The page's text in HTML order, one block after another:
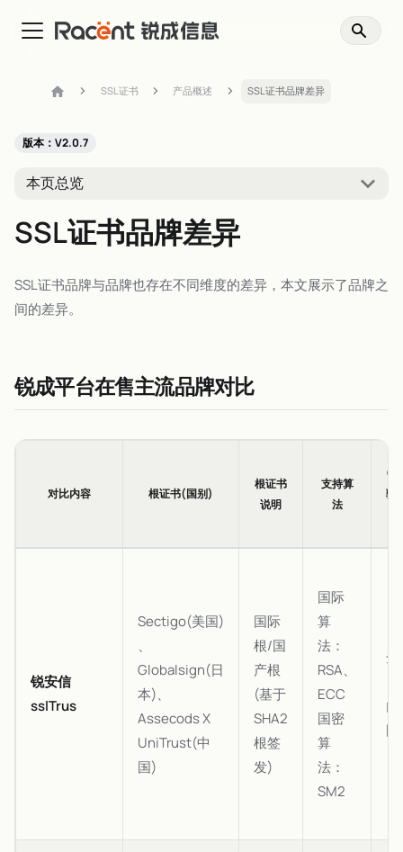
SSL证书 产品概述 SSL证书品牌差异
版本：V2.0.7
本页总览
SSL证书品牌差异
SSL证书品牌与品牌也存在不同维度的差异，本文展示了品牌之
间的差异。
锐成平台在售主流品牌对比
对比内容 根证书(国别)
根证书
说明
支持算
法
验
锐安信
sslTrus
Sectigo(美国)
、
Globalsign(日
本)、
Assecods X
UniTrust(中
国)
国际
根/国
产根
(基于
SHA2
根签
发)
国际
算
法：
RSA、
ECC
国密
算
法：
SM2
全